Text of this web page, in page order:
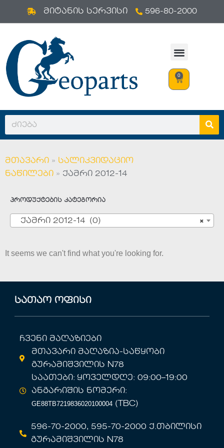
to
მიტანის სერვისი 596-80-2000
0
მთავარი » სალიკვიდაციო
ნაწილები » ქამრი 2012-14
პროდუქტების კატეგორია
×
ქამრი 2012-14 (0)
It seems we can't find what you're looking for.
სათაო ოფისი
ჩვენი მაღაზიები
მთავარი მაღაზია-საწყობი
გურამიშვილის N78
საათები: ყოველდღე: 09:00–19:00
ანგარიშის ნომერი:
GE88TB7219836020100004(TBC)
596-70-2000, 595-70-2000 ქ.თბილისი
გურამიშვილის N78